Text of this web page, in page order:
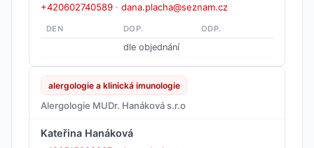
+420602740589 · dana.placha@seznam.cz
DEN DOP. ODP.
dle objednání
alergologie a klinická imunologie
Alergologie MUDr. Hanáková s.r.o
Kateřina Hanáková